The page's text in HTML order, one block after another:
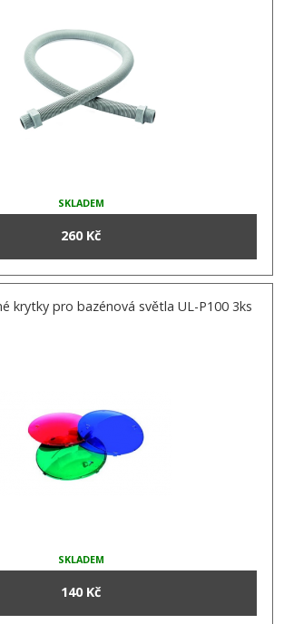
SKLADEM
260 Kč
krytky pro bazénová světla UL-P100 3ks
SKLADEM
140 Kč